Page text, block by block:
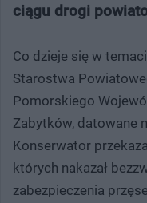
ciągu drogi
Co dzieje się w
Starostwa
Pomorskiego
Zabytków, datowane
Konserwator
których nakazał
zabezpieczenia